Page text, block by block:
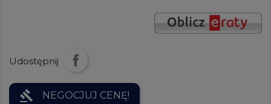
Udostępnij
gavel NEGOCJUJ CENĘ!